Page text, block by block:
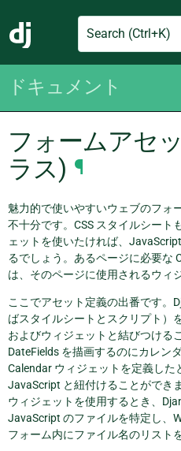
Django
Search
ドキュメント
フォームアセ
ラス) ¶
魅力的で使いやすいウェブのフォ
不十分です。CSS スタイルシート
ェットを使いたければ、
るでしょう。あるページに必要な
は、そのページに使用されるウィ
ここでアセット定義の出番です。
ばスタイルシートとスクリプト）
およびウィジェットと結びつける
DateFields を描画するのにカレン
Calendar ウィジェットを定義した
JavaScript と紐付けることができ
ウィジェットを使用するとき、
JavaScript のファイルを特定し、
フォーム内にファイル名のリスト